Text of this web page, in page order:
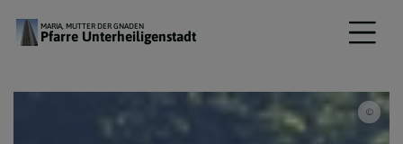
MARIA, MUTTER DER GNADEN
Pfarre Unterheiligenstadt